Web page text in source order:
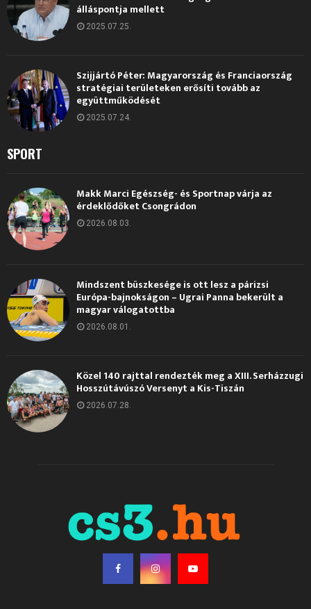
álláspontja mellett
2025.07.25.
Szijjártó Péter: Magyarország és Franciaország
stratégiai területeken erősíti tovább az
együttműködését
2025.07.24.
SPORT
Makk Marci Egészség- és Sportnap várja az
érdeklődőket Csongrádon
2026.08.03.
Mindszent büszkesége is ott lesz a párizsi
Európa-bajnokságon – Ugrai Panna bekerült a
magyar válogatottba
2026.08.01.
Közel 140 rajttal rendezték meg a XIII. Serházzugi
Hosszútávúszó Versenyt a Kis-Tiszán
2026.07.28.